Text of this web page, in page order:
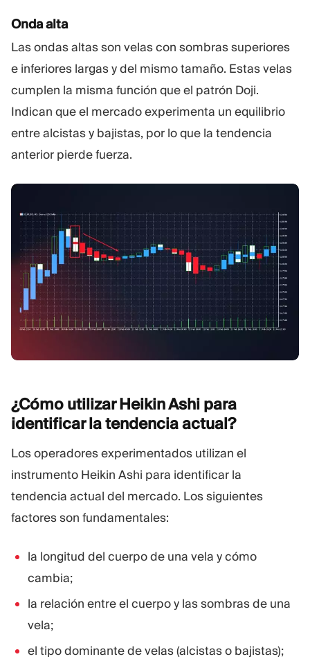
Onda alta
Las ondas altas son velas con sombras superiores
e inferiores largas y del mismo tamaño. Estas velas
cumplen la misma función que el patrón Doji.
Indican que el mercado experimenta un equilibrio
entre alcistas y bajistas, por lo que la tendencia
anterior pierde fuerza.
¿Cómo utilizar Heikin Ashi para
identificar la tendenciaactual?
Los operadores experimentados utilizan el
instrumento Heikin Ashi para identificar la
tendencia actual del mercado. Los siguientes
factores son fundamentales:
la longitud del cuerpo de una vela y cómo
cambia;
la relación entre el cuerpo y las sombras de una
vela;
el tipo dominante de velas (alcistas o bajistas);